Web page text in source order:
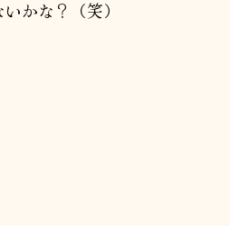
かな？（笑）